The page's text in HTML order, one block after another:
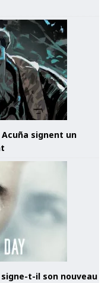
Acuña signent un
signe-t-il son nouveau